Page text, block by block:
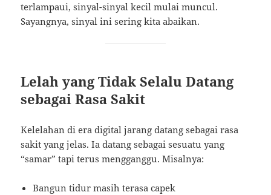
terlampaui, sinyal-sinyal kecil mulai muncul.
Sayangnya, sinyal ini sering kita abaikan.
Lelah yang Tidak Selalu Datang
sebagai Rasa Sakit
Kelelahan di era digital jarang datang sebagai rasa
sakit yang jelas. Ia datang sebagai sesuatu yang
“samar” tapi terus mengganggu. Misalnya:
Bangun tidur masih terasa capek